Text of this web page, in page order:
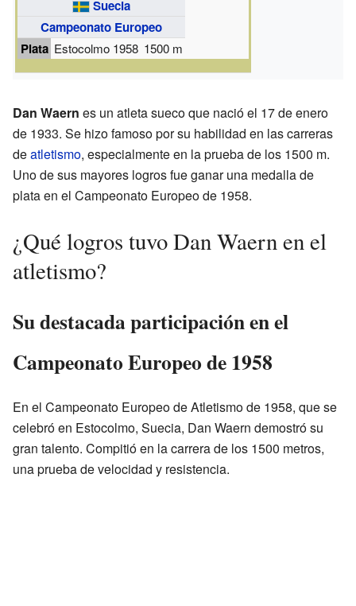
Suecia
Campeonato Europeo
Plata Estocolmo 1958 1500 m
Dan Waern es un atleta sueco que nació el 17 de enero
de 1933. Se hizo famoso por su habilidad en las carreras
deatletismo, especialmente en la prueba de los 1500 m.
Uno de sus mayores logros fue ganar una medalla de
plata en el Campeonato Europeo de 1958.
¿Qué logros tuvo Dan Waern en el
atletismo?
Su destacada participación en el
Campeonato Europeo de 1958
En el Campeonato Europeo de Atletismo de 1958, que se
celebró en Estocolmo, Suecia, Dan Waern demostró su
gran talento. Compitió en la carrera de los 1500 metros,
una prueba de velocidad y resistencia.